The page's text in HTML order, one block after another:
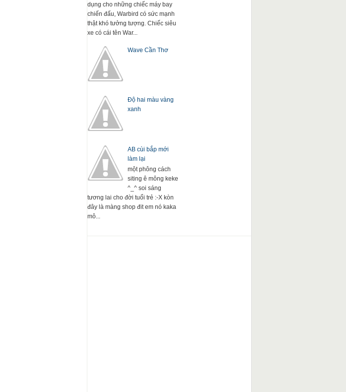
dụng cho những chiếc máy bay
chiến đấu, Warbird có sức mạnh
thật khó tưởng tượng. Chiếc siêu
xe có cái tên War...
Wave Cần Thơ
Độ hai màu vàng
xanh
AB cùi bắp mới
làm lại
một phông cách
siting ê mông keke
^_^ soi sáng
tương lai cho đời tuổi trẻ :-X kòn
đây là màng shop đit em nó kaka
mô...